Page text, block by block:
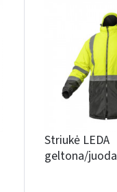
Striukė LEDA
geltona/juoda
Google